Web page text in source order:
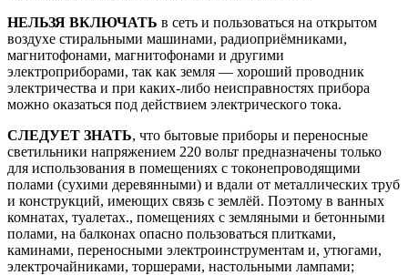
НЕЛЬЗЯ ВКЛЮЧАТЬ в сеть и пользоваться на открытом
воздухе стиральными машинами, радиоприёмниками,
магнитофонами, магнитофонами и другими
электроприборами, так как земля — хороший проводник
электричества и при каких-либо неисправностях прибора
можно оказаться под действием электрического тока.
СЛЕДУЕТ ЗНАТЬ, что бытовые приборы и переносные
светильники напряжением 220 вольт предназначены только
для использования в помещениях с токонепроводящими
полами (сухими деревянными) и вдали от металлических труб
и конструкций, имеющих связь с землёй. Поэтому в ванных
комнатах, туалетах., помещениях с земляными и бетонными
полами, на балконах опасно пользоваться плитками,
каминами, переносными электроинструментам и, утюгами,
электрочайниками, торшерами, настольными лампами;